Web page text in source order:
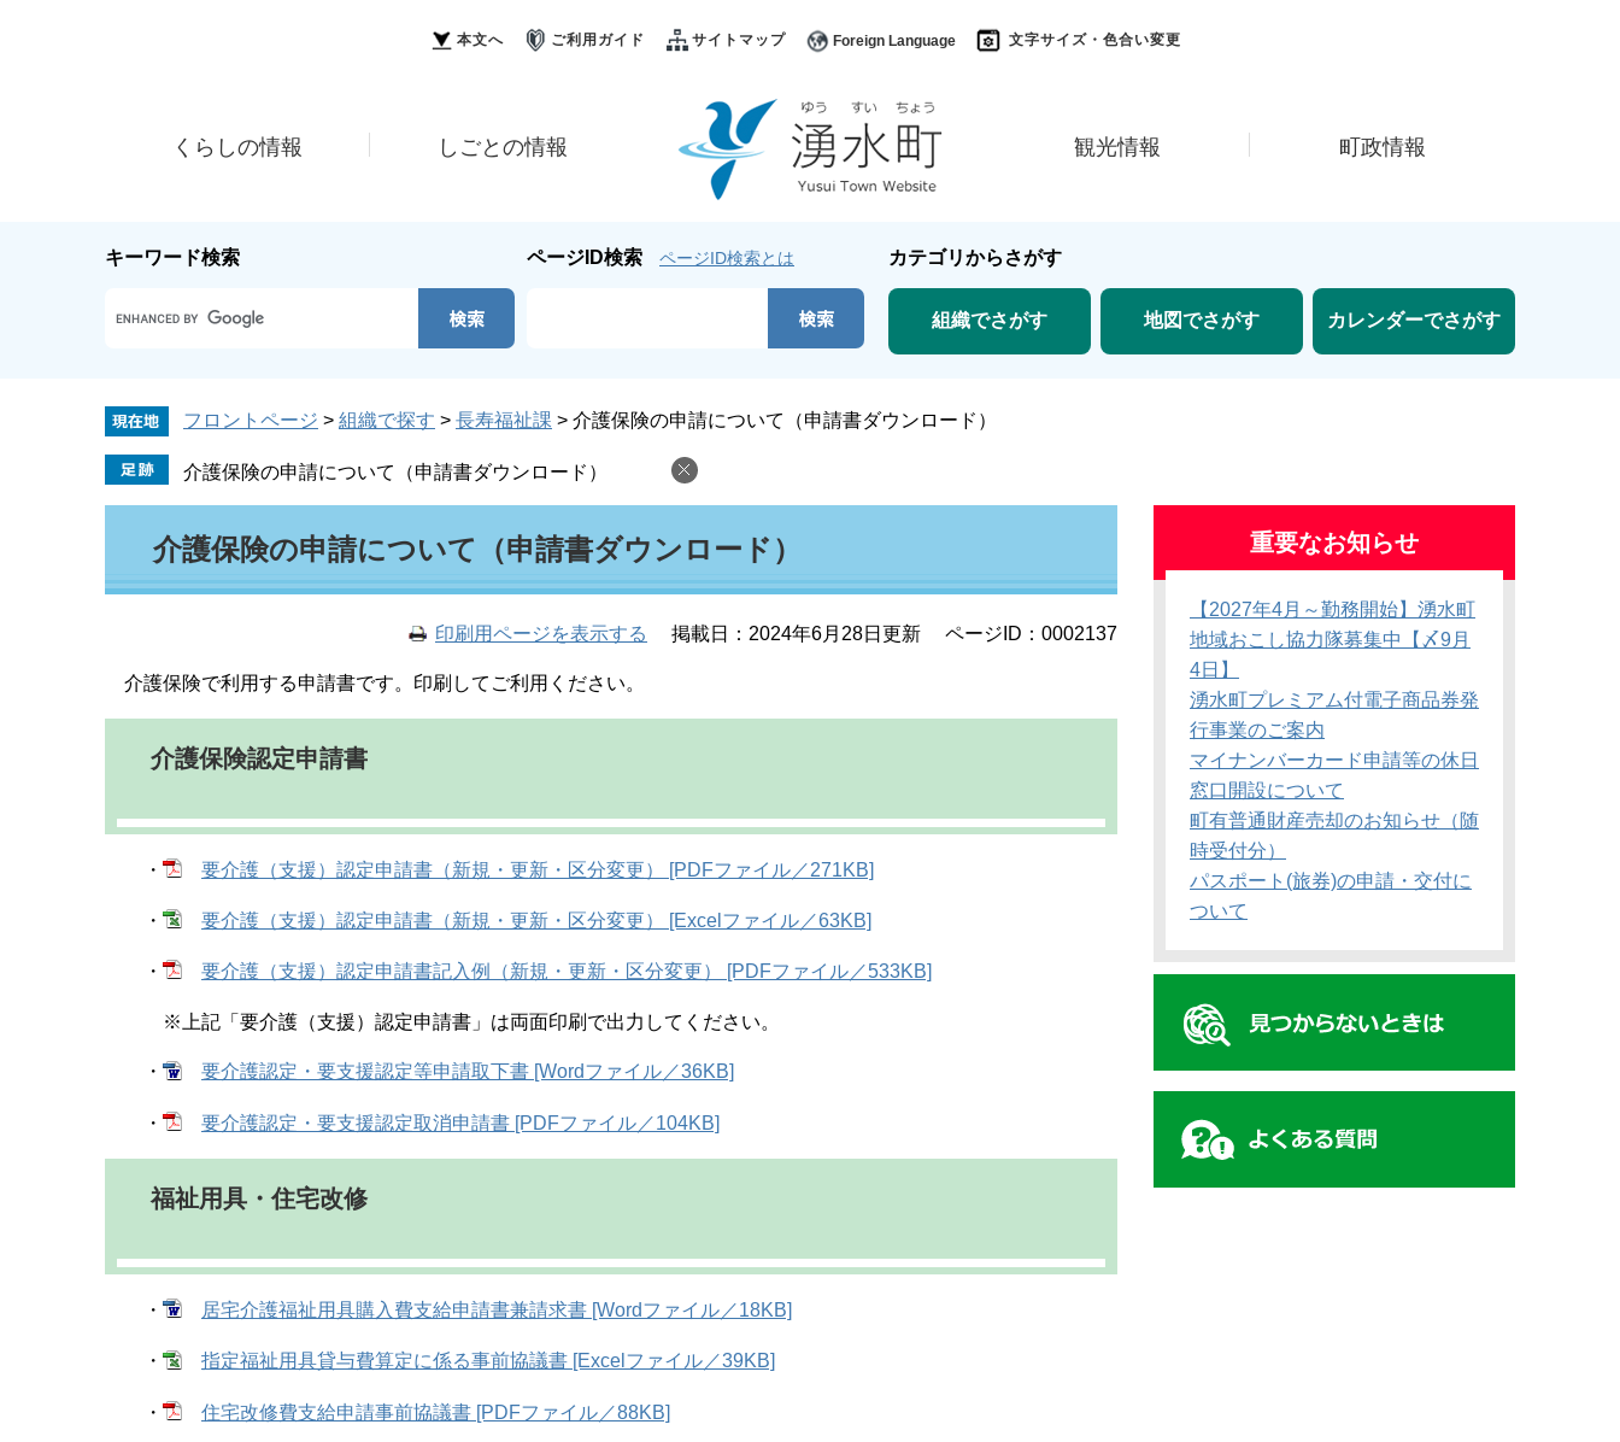
本文へ ご利用ガイド サイトマップ Foreign Language 文字サイズ・色合い変更
くらしの情報 しごとの情報 観光情報 町政情報
キーワード検索
カ
検
ページID検索 ページID検索とは カテゴリからさがす
組織でさがす 地図でさがす カレンダーでさがす
フロントページ > 組織で探す > 長寿福祉課 > 介護保険の申請について（申請書ダウンロード）
介護保険の申請について（申請書ダウンロード）
介護保険の申請について（申請書ダウンロード）
印刷用ページを表示する 掲載日：2024年6月28日更新 ページID：0002137
介護保険で利用する申請書です。印刷してご利用ください。
介護保険認定申請書
・ 要介護（支援）認定申請書（新規・更新・区分変更） [PDFファイル／271KB]
・ 要介護（支援）認定申請書（新規・更新・区分変更） [Excelファイル／63KB]
・ 要介護（支援）認定申請書記入例（新規・更新・区分変更） [PDFファイル／533KB]
※上記「要介護（支援）認定申請書」は両面印刷で出力してください。
・ 要介護認定・要支援認定等申請取下書 [Wordファイル／36KB]
・ 要介護認定・要支援認定取消申請書 [PDFファイル／104KB]
福祉用具・住宅改修
・ 居宅介護福祉用具購入費支給申請書兼請求書 [Wordファイル／18KB]
・ 指定福祉用具貸与費算定に係る事前協議書 [Excelファイル／39KB]
・ 住宅改修費支給申請事前協議書 [PDFファイル／88KB]
重要なお知らせ
【2027年4月～勤務開始】湧水町
地域おこし協力隊募集中【〆9月
4日】
湧水町プレミアム付電子商品券発
行事業のご案内
マイナンバーカード申請等の休日
窓口開設について
町有普通財産売却のお知らせ（随
時受付分）
パスポート(旅券)の申請・交付に
ついて